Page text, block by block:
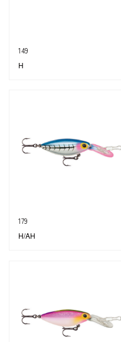
149
H
179
H/AH